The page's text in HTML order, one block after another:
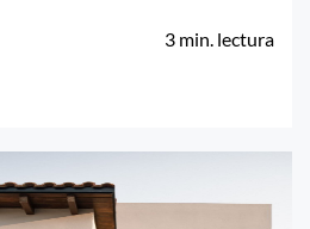
3 min. lectura